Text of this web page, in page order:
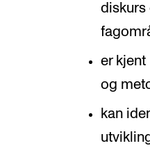
diskurs
er kjent
og
kan